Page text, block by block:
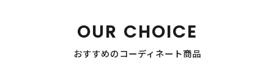
OUR CHOICE
おすすめのコーディネート商品